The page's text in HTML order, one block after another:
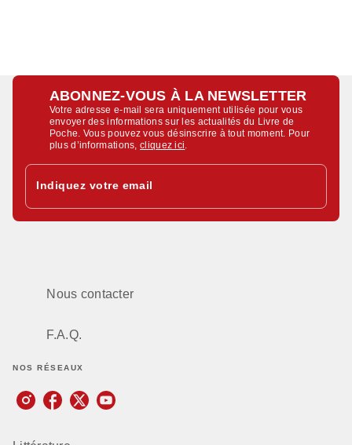
ABONNEZ-VOUS À LA NEWSLETTER
Votre adresse e-mail sera uniquement utilisée pour vous
envoyer des informations sur les actualités du Livre de
Poche. Vous pouvez vous désinscrire à tout moment. Pour
plus d’informations,cliquez ici
Indiquez votre email
Nous contacter
F.A.Q.
NOS RÉSEAUX